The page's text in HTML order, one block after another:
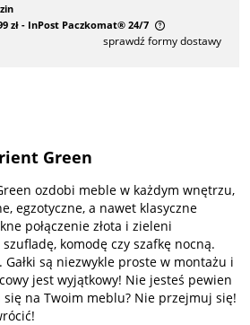
zł - InPost Paczkomat® 24/7
kosztów płatności
sprawdź formy dostawy
Green
ozdobi meble w każdym wnętrzu,
egzotyczne, a nawet klasyczne
połączenie złota i zieleni
komodę czy szafkę nocną.
są niezwykle proste w montażu i
jest wyjątkowy! Nie jesteś pewien
na Twoim meblu? Nie przejmuj się!